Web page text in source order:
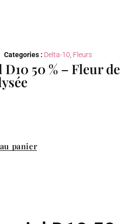
Categories : Delta-10 Fleurs
50 % – Fleur de
panier